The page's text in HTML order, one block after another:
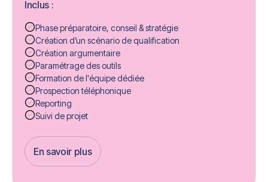
Inclus :
Phase préparatoire, conseil & stratégie
Création d’un scénario de qualification
Création argumentaire
Paramétrage des outils
Formation de l'équipe dédiée
Prospection téléphonique
Reporting
Suivi de projet
En savoir plus
Get Started